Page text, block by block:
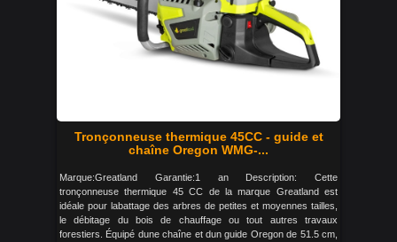
Tronçonneuse thermique 45CC - guide et
chaîne Oregon WMG-...
Marque:Greatland Garantie:1 an Description: Cette
tronçonneuse thermique 45 CC de la marque Greatland est
idéale pour labattage des arbres de petites et moyennes tailles,
le débitage du bois de chauffage ou tout autres travaux
forestiers. Équipé dune chaîne et dun guide Oregon de 51.5 cm,